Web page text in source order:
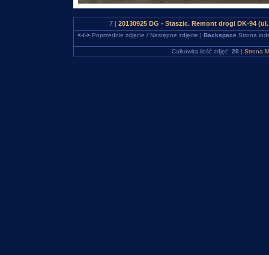
7 | 20130925 DG - Staszic. Remont drogi DK-94
<-/->Poprzednie zdjęcie / Następne zdjęcie | Backspace Strona
Całkowita ilość zdjęć: 20 | Strona